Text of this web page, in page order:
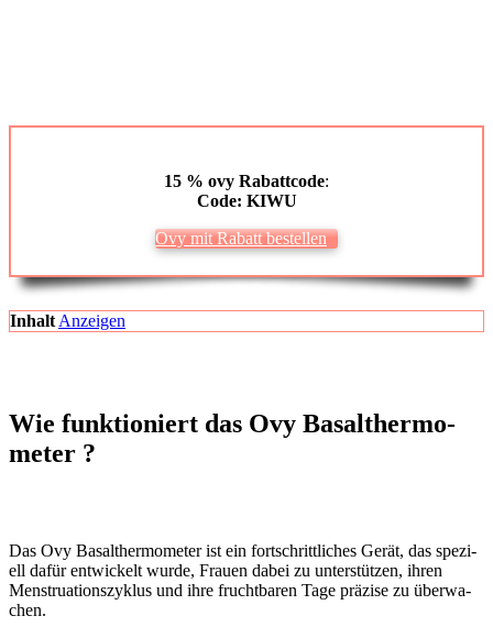
15 % ovy Rabatt­code:
Code: KIWU
Ovy mit Rabatt bestel­len
Inhalt Anzei­gen
Wie funk­tio­niert das Ovy Basal­ther­mo­
me­ter ?
Das Ovy Basal­ther­mo­me­ter ist ein fort­schritt­li­ches Gerät, das spe­zi­
ell dafür ent­wi­ckelt wur­de, Frau­en dabei zu unter­stüt­zen, ihren
Mens­trua­ti­ons­zy­klus und ihre frucht­ba­ren Tage prä­zi­se zu über­wa­
chen.